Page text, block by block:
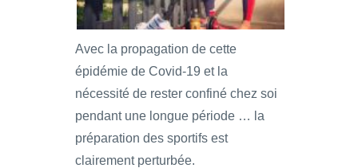
Avec la propagation de cette
épidémie de Covid-19 et la
nécessité de rester confiné chez soi
pendant une longue période … la
préparation des sportifs est
clairement perturbée.